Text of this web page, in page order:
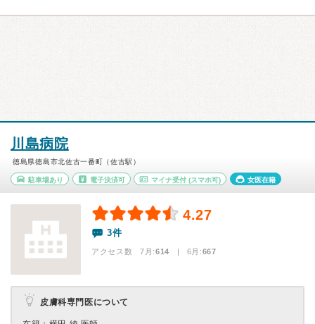
川島病院
徳島県徳島市北佐古一番町（佐古駅）
駐車場あり 電子決済可 マイナ受付 (スマホ可) 女医在籍
4.27
3件
アクセス数 7月:614 | 6月:667
皮膚科専門医について